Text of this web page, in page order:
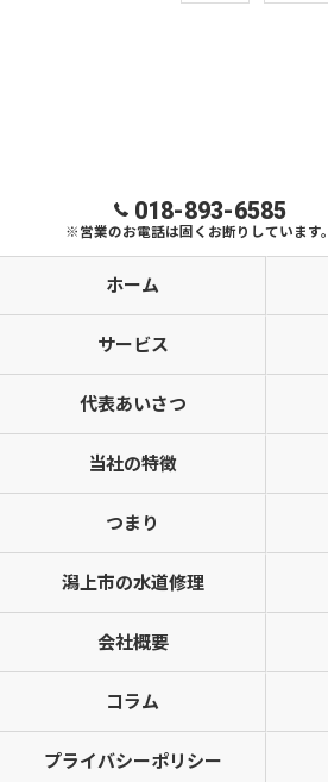
018-893-6585
※営業のお電話は固くお断りしています。
ホーム
サービス
代表あいさつ
当社の特徴
つまり
潟上市の水道修理
会社概要
コラム
プライバシーポリシー